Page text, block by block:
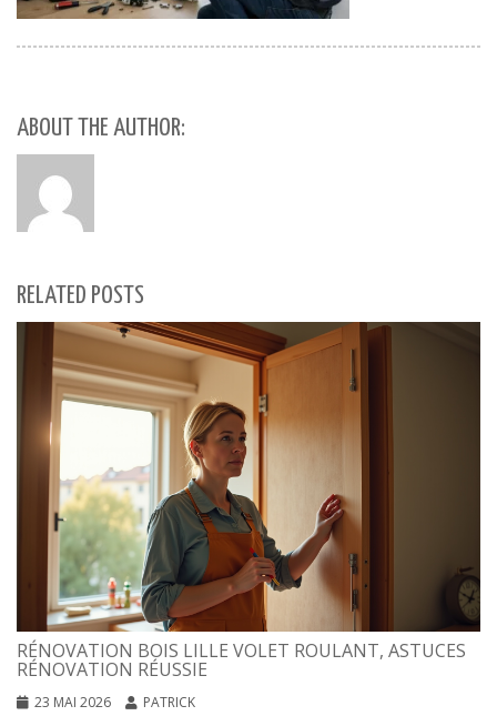
ABOUT THE AUTHOR:
RELATED POSTS
RÉNOVATION BOIS LILLE VOLET ROULANT, ASTUCES
RÉNOVATION RÉUSSIE
23 MAI 2026 PATRICK